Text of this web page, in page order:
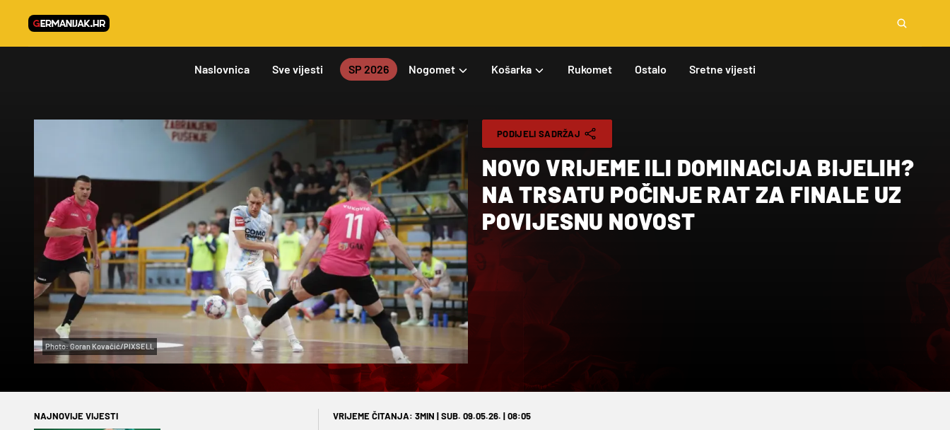
Naslovnica Sve vijesti SP 2026 Nogomet Košarka Rukomet Ostalo Sretne vijesti
Photo: Goran Kovačić/PIXSELL
PODIJELI SADRŽAJ
NOVO VRIJEME ILI DOMINACIJA BIJELIH?
NA TRSATU POČINJE RAT ZA FINALE UZ
POVIJESNU NOVOST
NAJNOVIJE VIJESTI VRIJEME ČITANJA: 3MIN | SUB. 09.05.26. | 08:05